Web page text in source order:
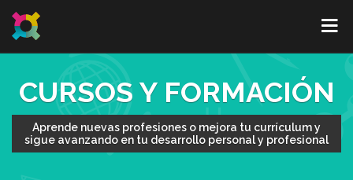
CURSOS Y FORMACIÓN
Aprende nuevas profesiones o mejora tu currículum y
sigue avanzando en tu desarrollo personal y profesional